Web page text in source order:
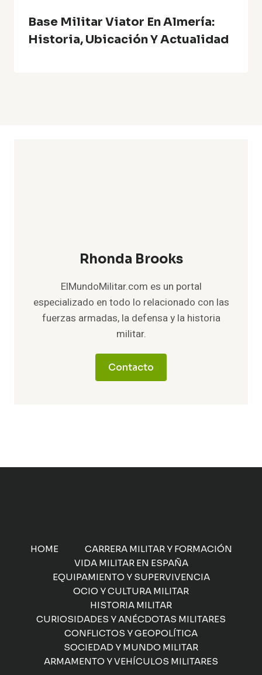
Base Militar Viator En Almería:
Historia, Ubicación Y Actualidad
Rhonda Brooks
ElMundoMilitar.com es un portal
especializado en todo lo relacionado con las
fuerzas armadas, la defensa y la historia
militar.
Contacto
HOME
CARRERA MILITAR Y FORMACIÓN
VIDA MILITAR EN ESPAÑA
EQUIPAMIENTO Y SUPERVIVENCIA
OCIO Y CULTURA MILITAR
HISTORIA MILITAR
CURIOSIDADES Y ANÉCDOTAS MILITARES
CONFLICTOS Y GEOPOLÍTICA
SOCIEDAD Y MUNDO MILITAR
ARMAMENTO Y VEHÍCULOS MILITARES